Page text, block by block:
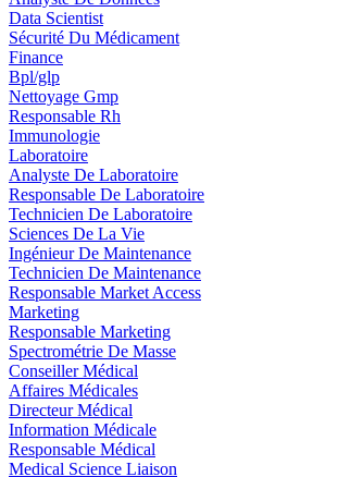
Data Scientist
Sécurité Du Médicament
Finance
Bpl/glp
Nettoyage Gmp
Responsable Rh
Immunologie
Laboratoire
Analyste De Laboratoire
Responsable De Laboratoire
Technicien De Laboratoire
Sciences De La Vie
Ingénieur De Maintenance
Technicien De Maintenance
Responsable Market Access
Marketing
Responsable Marketing
Spectrométrie De Masse
Conseiller Médical
Affaires Médicales
Directeur Médical
Information Médicale
Responsable Médical
Medical Science Liaison